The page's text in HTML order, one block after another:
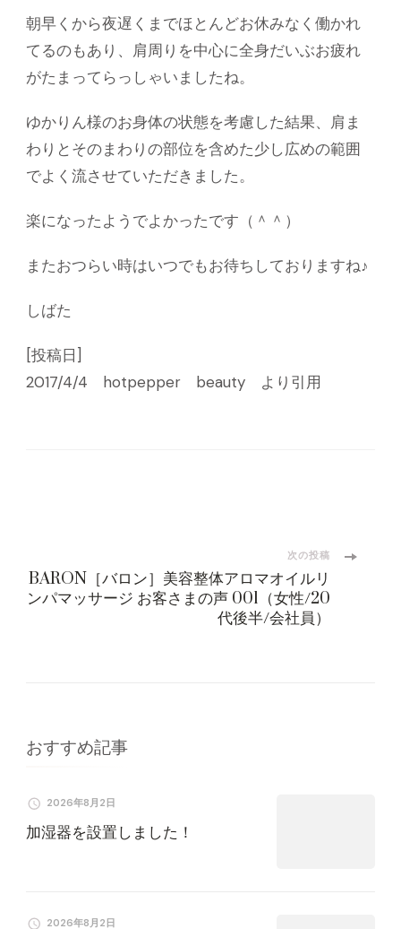
朝早くから夜遅くまでほとんどお休みなく働かれ
てるのもあり、肩周りを中心に全身だいぶお疲れ
がたまってらっしゃいましたね。
ゆかりん様のお身体の状態を考慮した結果、肩ま
わりとそのまわりの部位を含めた少し広めの範囲
でよく流させていただきました。
楽になったようでよかったです（＾＾）
またおつらい時はいつでもお待ちしておりますね♪
しばた
[投稿日]
2017/4/4 hotpepper beauty より引用
稿
ナ
ー
ョ
次の投稿
BARON［バロン］美容整体アロマオイルリ
ンパマッサージ お客さまの声 001（女性/20
代後半/会社員）
おすすめ記事
2026年8月2日
加湿器を設置しました！
2026年8月2日